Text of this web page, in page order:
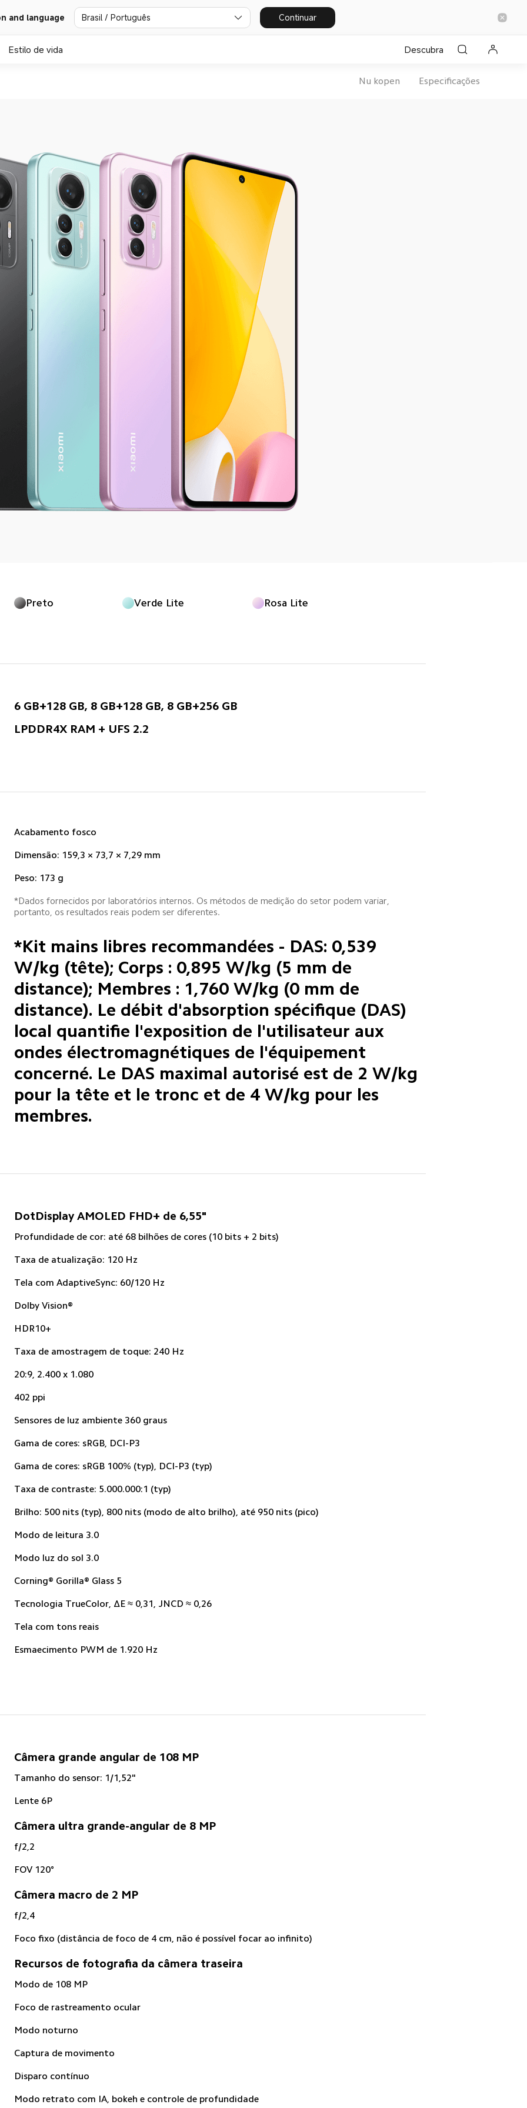
and language Brasil / Português Continuar
Estilo de vida Descubra
Nu kopen Especificações
Preto Verde Lite Rosa Lite
6 GB+128 GB, 8 GB+128 GB, 8 GB+256 GB
LPDDR4X RAM + UFS 2.2
Acabamento fosco
Dimensão: 159,3 × 73,7 × 7,29 mm
Peso: 173 g
*Dados fornecidos por laboratórios internos. Os métodos de medição do setor podem variar,
portanto, os resultados reais podem ser diferentes.
*Kit mains libres recommandées - DAS: 0,539
W/kg (tête); Corps : 0,895 W/kg (5 mm de
distance); Membres : 1,760 W/kg (0 mm de
distance). Le débit d'absorption spécifique (DAS)
local quantifie l'exposition de l'utilisateur aux
ondes électromagnétiques de l'équipement
concerné. Le DAS maximal autorisé est de 2 W/kg
pour la tête et le tronc et de 4 W/kg pour les
membres.
DotDisplay AMOLED FHD+ de 6,55"
Profundidade de cor: até 68 bilhões de cores (10 bits + 2 bits)
Taxa de atualização: 120 Hz
Tela com AdaptiveSync: 60/120 Hz
Dolby Vision®
HDR10+
Taxa de amostragem de toque: 240 Hz
20:9, 2.400 x 1.080
402 ppi
Sensores de luz ambiente 360 graus
Gama de cores: sRGB, DCI-P3
Gama de cores: sRGB 100% (typ), DCI-P3 (typ)
Taxa de contraste: 5.000.000:1 (typ)
Brilho: 500 nits (typ), 800 nits (modo de alto brilho), até 950 nits (pico)
Modo de leitura 3.0
Modo luz do sol 3.0
Corning® Gorilla® Glass 5
Tecnologia TrueColor, ΔE ≈ 0,31, JNCD ≈ 0,26
Tela com tons reais
Esmaecimento PWM de 1.920 Hz
Câmera grande angular de 108 MP
Tamanho do sensor: 1/1,52"
Lente 6P
Câmera ultra grande-angular de 8 MP
f/2,2
FOV 120°
Câmera macro de 2 MP
f/2,4
Foco fixo (distância de foco de 4 cm, não é possível focar ao infinito)
Recursos de fotografia da câmera traseira
Modo de 108 MP
Foco de rastreamento ocular
Modo noturno
Captura de movimento
Disparo contínuo
Modo retrato com IA, bokeh e controle de profundidade